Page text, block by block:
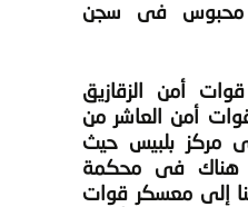
محبوس فى سجن
قوات أمن الزقازيق
أمن العاشر من
مركز بلبيس حيث
هناك فى محكمة
إلى معسكر قوات